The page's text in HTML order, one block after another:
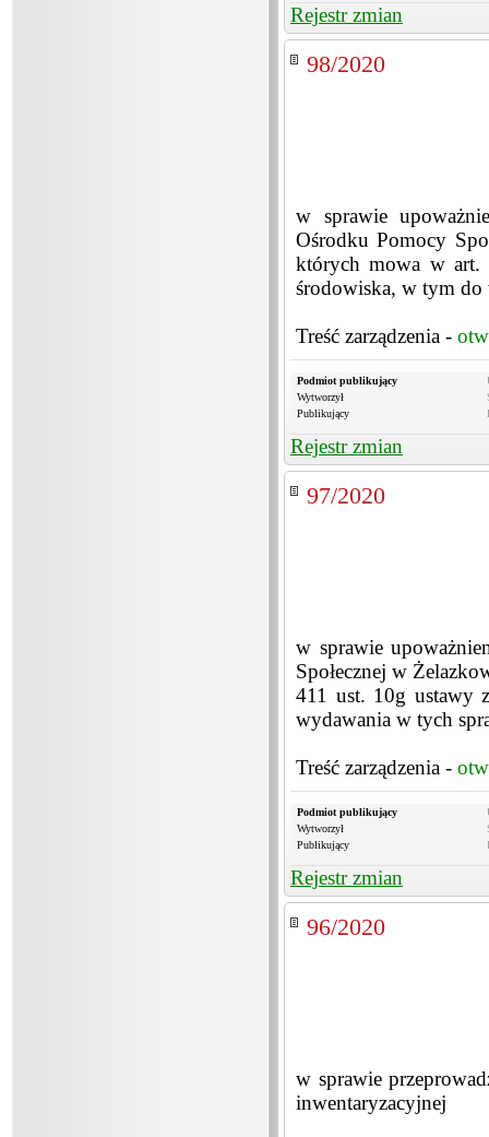
Rejestr zmian
98/2020
w sprawie
Ośrodku Pomocy
których mowa w art.
środowiska, w tym do
Treść zarządzenia -
Podmiot publikujący
Wytworzył
Publikujący
Rejestr zmian
97/2020
w sprawie
Społecznej w
411 ust. 10g ustawy
wydawania w tych
Treść zarządzenia -
Podmiot publikujący
Wytworzył
Publikujący
Rejestr zmian
96/2020
w sprawie
inwentaryzacyjnej